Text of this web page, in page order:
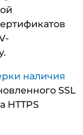
наличия
SSL
HTTPS